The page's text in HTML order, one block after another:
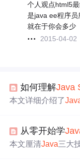
个人观点html5
是java ee程序
就在于你会多少
2015-04-02
如何理解Java
本文详细介绍了
从零开始学
本文厘清Java三大